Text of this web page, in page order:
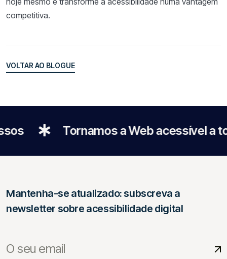
competitiva.
VOLTAR AO BLOGUE
VOLTAR AO BLOGUE
Tornamos a Web acessível a todos
Mantenha-se atualizado: subscreva a
newsletter sobre acessibilidade digital